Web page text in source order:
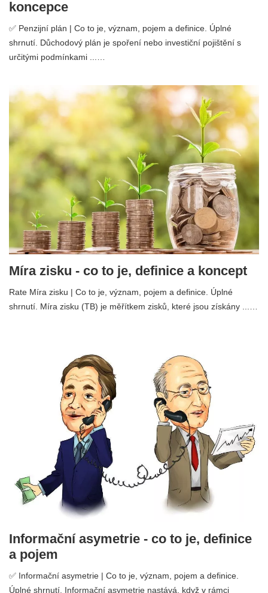
koncepce
✅ Penzijní plán | Co to je, význam, pojem a definice. Úplné
shrnutí. Důchodový plán je spoření nebo investiční pojištění s
určitými podmínkami ...…
Míra zisku - co to je, definice a koncept
Rate Míra zisku | Co to je, význam, pojem a definice. Úplné
shrnutí. Míra zisku (TB) je měřítkem zisků, které jsou získány ...…
Informační asymetrie - co to je, definice
a pojem
✅ Informační asymetrie | Co to je, význam, pojem a definice.
Úplné shrnutí. Informační asymetrie nastává, když v rámci